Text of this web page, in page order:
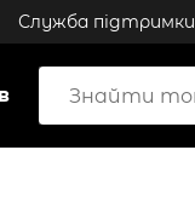
Служба підтримки